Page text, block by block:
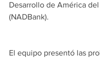
Desarrollo de América
(NADBank).
El equipo presentó las